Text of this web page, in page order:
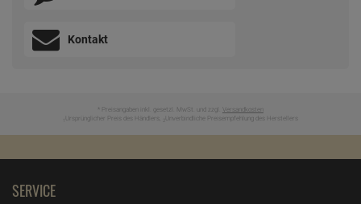
Kontakt
* Preisangaben inkl. gesetzl. MwSt. und zzgl. Versandkosten
Ursprünglicher Preis des Händlers, Unverbindliche Preisempfehlung des Herstellers
SERVICE